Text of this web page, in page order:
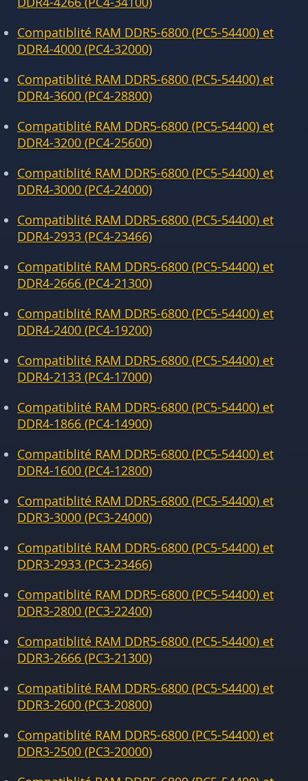
Compatiblité RAM DDR5-6800 (PC5-54400) et
DDR4-4000 (PC4-32000)
Compatiblité RAM DDR5-6800 (PC5-54400) et
DDR4-3600 (PC4-28800)
Compatiblité RAM DDR5-6800 (PC5-54400) et
DDR4-3200 (PC4-25600)
Compatiblité RAM DDR5-6800 (PC5-54400) et
DDR4-3000 (PC4-24000)
Compatiblité RAM DDR5-6800 (PC5-54400) et
DDR4-2933 (PC4-23466)
Compatiblité RAM DDR5-6800 (PC5-54400) et
DDR4-2666 (PC4-21300)
Compatiblité RAM DDR5-6800 (PC5-54400) et
DDR4-2400 (PC4-19200)
Compatiblité RAM DDR5-6800 (PC5-54400) et
DDR4-2133 (PC4-17000)
Compatiblité RAM DDR5-6800 (PC5-54400) et
DDR4-1866 (PC4-14900)
Compatiblité RAM DDR5-6800 (PC5-54400) et
DDR4-1600 (PC4-12800)
Compatiblité RAM DDR5-6800 (PC5-54400) et
DDR3-3000 (PC3-24000)
Compatiblité RAM DDR5-6800 (PC5-54400) et
DDR3-2933 (PC3-23466)
Compatiblité RAM DDR5-6800 (PC5-54400) et
DDR3-2800 (PC3-22400)
Compatiblité RAM DDR5-6800 (PC5-54400) et
DDR3-2666 (PC3-21300)
Compatiblité RAM DDR5-6800 (PC5-54400) et
DDR3-2600 (PC3-20800)
Compatiblité RAM DDR5-6800 (PC5-54400) et
DDR3-2500 (PC3-20000)